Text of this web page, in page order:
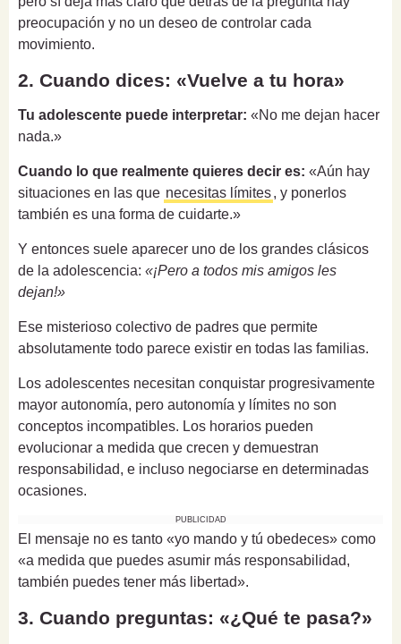
preocupación y no un deseo de controlar cada
movimiento.
2. Cuando dices: «Vuelve a tu hora»
Tu adolescente puede interpretar: «No me dejan hacer
nada.»
Cuando lo que realmente quieres decir es: «Aún hay
situaciones en las que necesitas límites, y ponerlos
también es una forma de cuidarte.»
Y entonces suele aparecer uno de los grandes clásicos
de la adolescencia: «¡Pero a todos mis amigos les
dejan!»
Ese misterioso colectivo de padres que permite
absolutamente todo parece existir en todas las familias.
Los adolescentes necesitan conquistar progresivamente
mayor autonomía, pero autonomía y límites no son
conceptos incompatibles. Los horarios pueden
evolucionar a medida que crecen y demuestran
responsabilidad, e incluso negociarse en determinadas
ocasiones.
PUBLICIDAD
El mensaje no es tanto «yo mando y tú obedeces» como
«a medida que puedes asumir más responsabilidad,
también puedes tener más libertad».
3. Cuando preguntas: «¿Qué te pasa?»